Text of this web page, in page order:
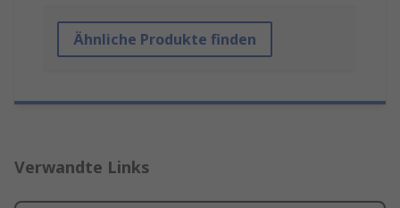
Ähnliche Produkte finden
Verwandte Links